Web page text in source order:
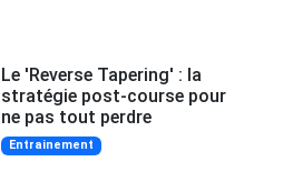
Le 'Reverse Tapering' : la
stratégie post-course pour
ne pas tout perdre
Entrainement